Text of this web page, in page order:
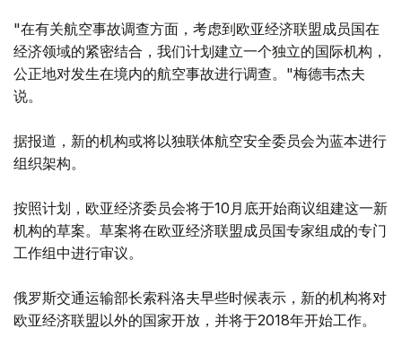
"在有关航空事故调查方面，考虑到欧亚经济联盟成员国在
经济领域的紧密结合，我们计划建立一个独立的国际机构，
公正地对发生在境内的航空事故进行调查。"梅德韦杰夫
说。
据报道，新的机构或将以独联体航空安全委员会为蓝本进行
组织架构。
按照计划，欧亚经济委员会将于10月底开始商议组建这一新
机构的草案。草案将在欧亚经济联盟成员国专家组成的专门
工作组中进行审议。
俄罗斯交通运输部长索科洛夫早些时候表示，新的机构将对
欧亚经济联盟以外的国家开放，并将于2018年开始工作。